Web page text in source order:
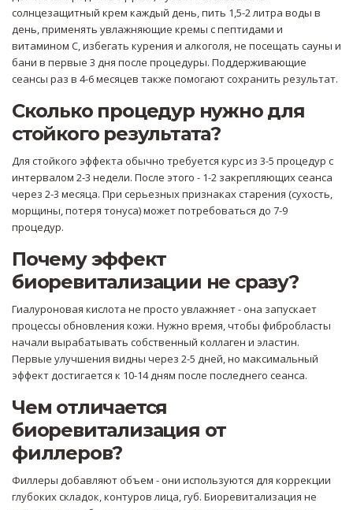
солнцезащитный крем каждый день, пить 1,5-2 литра воды в
день, применять увлажняющие кремы с пептидами и
витамином С, избегать курения и алкоголя, не посещать сауны и
бани в первые 3 дня после процедуры. Поддерживающие
сеансы раз в 4-6 месяцев также помогают сохранить результат.
Сколько процедур нужно для
стойкого результата?
Для стойкого эффекта обычно требуется курс из 3-5 процедур с
интервалом 2-3 недели. После этого - 1-2 закрепляющих сеанса
через 2-3 месяца. При серьезных признаках старения (сухость,
морщины, потеря тонуса) может потребоваться до 7-9
процедур.
Почему эффект
биоревитализации не сразу?
Гиалуроновая кислота не просто увлажняет - она запускает
процессы обновления кожи. Нужно время, чтобы фибробласты
начали вырабатывать собственный коллаген и эластин.
Первые улучшения видны через 2-5 дней, но максимальный
эффект достигается к 10-14 дням после последнего сеанса.
Чем отличается
биоревитализация от
филлеров?
Филлеры добавляют объем - они используются для коррекции
глубоких складок, контуров лица, губ. Биоревитализация не